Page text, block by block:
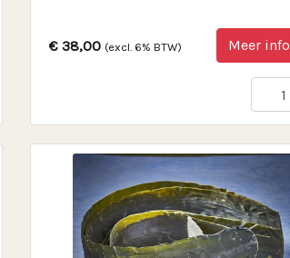
€ 38,00 (excl. 6% BTW) Meer info